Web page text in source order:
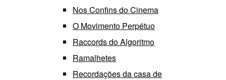
Nos Confins do Cinema
O Movimento Perpétuo
Raccords do Algoritmo
Ramalhetes
Recordações da casa de